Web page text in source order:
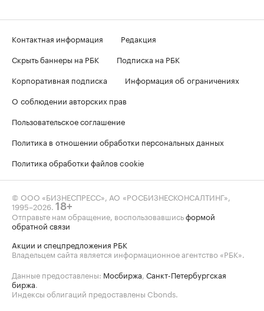
Контактная информация
Редакция
Скрыть баннеры на РБК
Подписка на РБК
Корпоративная подписка
Информация об ограничениях
О соблюдении авторских прав
Пользовательское соглашение
Политика в отношении обработки персональных данных
Политика обработки файлов cookie
© ООО «БИЗНЕСПРЕСС», АО «РОСБИЗНЕСКОНСАЛТИНГ»,
1995–2026. 18+
Отправьте нам обращение, воспользовавшисьформой
обратной связи
Акции и спецпредложения РБК
Владельцем сайта является информационное агентство «РБК».
Данные предоставлены: Мосбиржа, Санкт-Петербургская
биржа.
Индексы облигаций предоставлены Cbonds.